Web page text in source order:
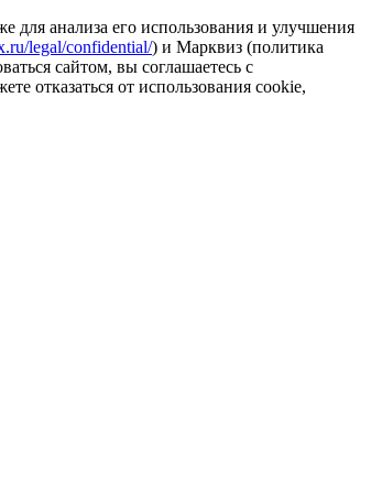
для анализа его использования и улучшения
legal/confidential/) и Марквиз (политика
сайтом, вы соглашаетесь с
отказаться от использования cookie,